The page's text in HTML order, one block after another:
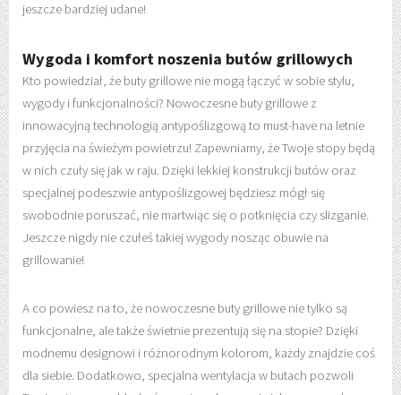
jeszcze bardziej udane!
Wygoda i komfort noszenia butów grillowych
Kto powiedział, że buty grillowe nie mogą łączyć w sobie stylu,
wygody i funkcjonalności? Nowoczesne buty grillowe z
innowacyjną technologią antypoślizgową to must-have na letnie
przyjęcia na świeżym powietrzu! Zapewniamy, że Twoje stopy będą
w nich czuły się jak w raju. Dzięki lekkiej konstrukcji butów oraz
specjalnej podeszwie antypoślizgowej będziesz mógł się
swobodnie poruszać, nie martwiąc się o potknięcia czy slizganie.
Jeszcze nigdy nie czułeś takiej wygody nosząc obuwie na
grillowanie!
A co powiesz na to, że nowoczesne buty grillowe nie tylko są
funkcjonalne, ale także świetnie prezentują się na stopie? Dzięki
modnemu designowi i różnorodnym kolorom, każdy znajdzie coś
dla siebie. Dodatkowo, specjalna wentylacja w butach pozwoli